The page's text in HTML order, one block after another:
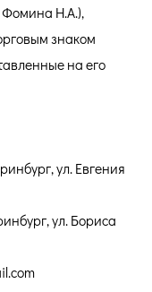
Н.А.),
знаком
на его
ул. Евгения
ул. Бориса